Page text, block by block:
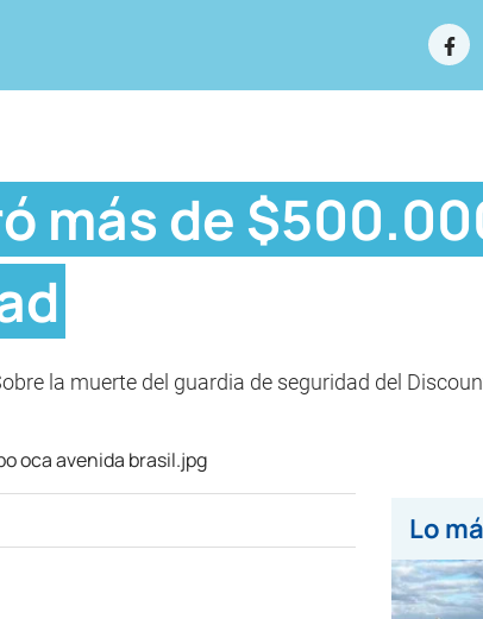
más de
la muerte del guardia de seguridad del
Lo